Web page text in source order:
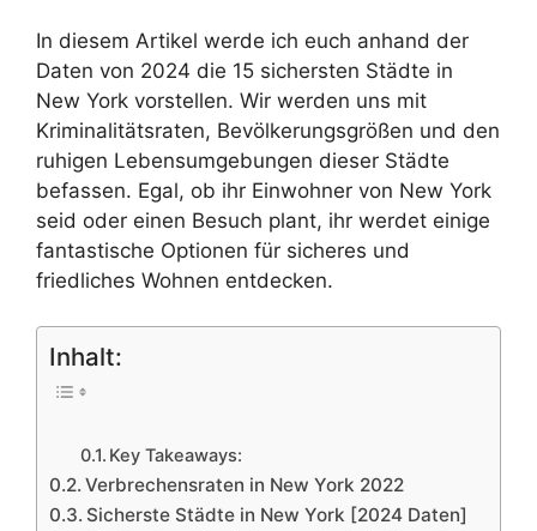
In diesem Artikel werde ich euch anhand der
Daten von 2024 die 15 sichersten Städte in
New York vorstellen. Wir werden uns mit
Kriminalitätsraten, Bevölkerungsgrößen und den
ruhigen Lebensumgebungen dieser Städte
befassen. Egal, ob ihr Einwohner von New York
seid oder einen Besuch plant, ihr werdet einige
fantastische Optionen für sicheres und
friedliches Wohnen entdecken.
Inhalt:
Key Takeaways:
Verbrechensraten in New York 2022
Sicherste Städte in New York [2024 Daten]